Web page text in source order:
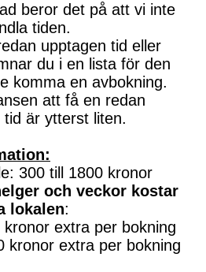
beror det på att vi inte
tiden.
upptagen tid eller
du i en lista för den
komma en avbokning.
att få en redan
tid är ytterst liten.
300 till 1800 kronor
och veckor kostar
lokalen:
kronor extra per bokning
kronor extra per bokning